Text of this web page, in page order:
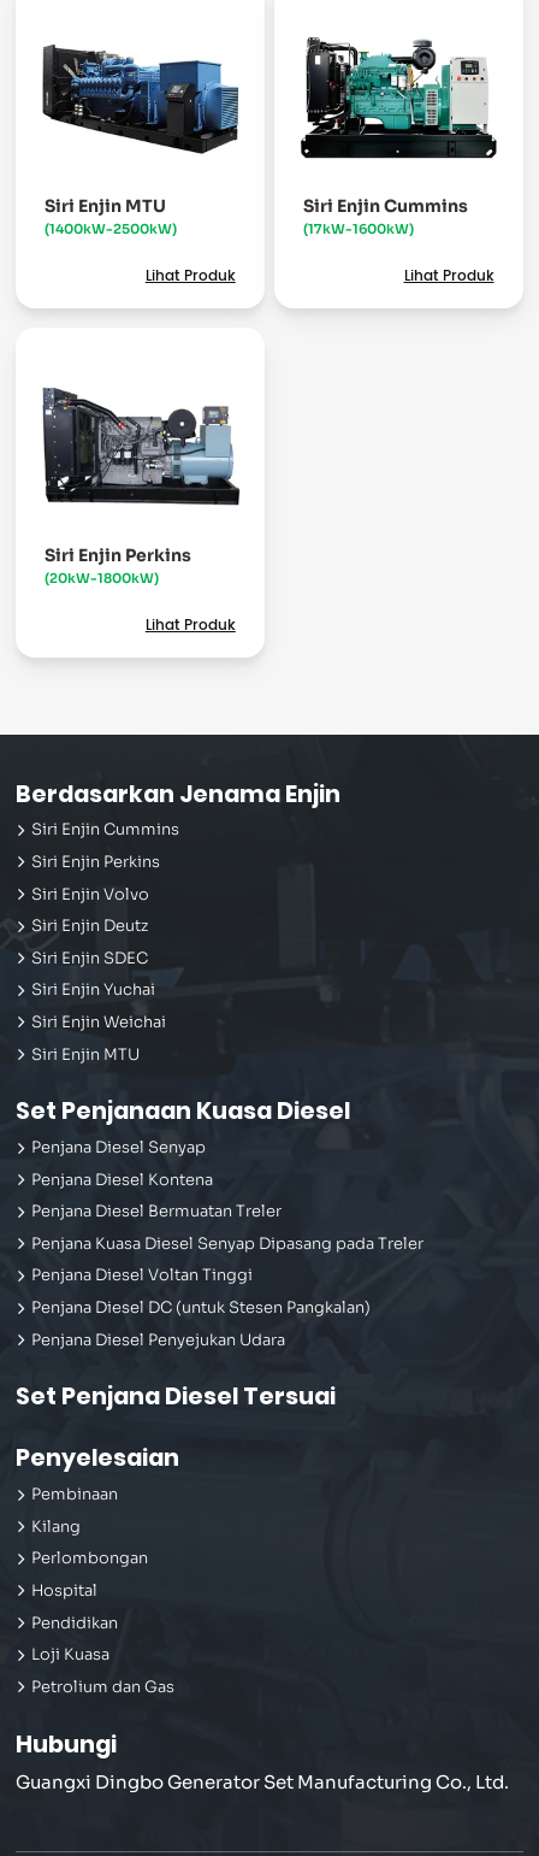
Siri Enjin MTU
(1400kW-2500kW)
Lihat Produk
Siri Enjin Cummins
(17kW-1600kW)
Lihat Produk
Siri Enjin Perkins
(20kW-1800kW)
Lihat Produk
Berdasarkan Jenama Enjin
Siri Enjin Cummins
Siri Enjin Perkins
Siri Enjin Volvo
Siri Enjin Deutz
Siri Enjin SDEC
Siri Enjin Yuchai
Siri Enjin Weichai
Siri Enjin MTU
Set Penjanaan Kuasa Diesel
Penjana Diesel Senyap
Penjana Diesel Kontena
Penjana Diesel Bermuatan Treler
Penjana Kuasa Diesel Senyap Dipasang pada Treler
Penjana Diesel Voltan Tinggi
Penjana Diesel DC (untuk Stesen Pangkalan)
Penjana Diesel Penyejukan Udara
Set Penjana Diesel Tersuai
Penyelesaian
Pembinaan
Kilang
Perlombongan
Hospital
Pendidikan
Loji Kuasa
Petrolium dan Gas
Hubungi
Guangxi Dingbo Generator Set Manufacturing Co., Ltd.